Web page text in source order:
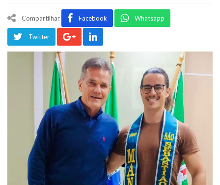
Compartilhar Facebook Whatsapp
Twitter